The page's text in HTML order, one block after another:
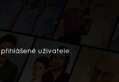
uživatele.